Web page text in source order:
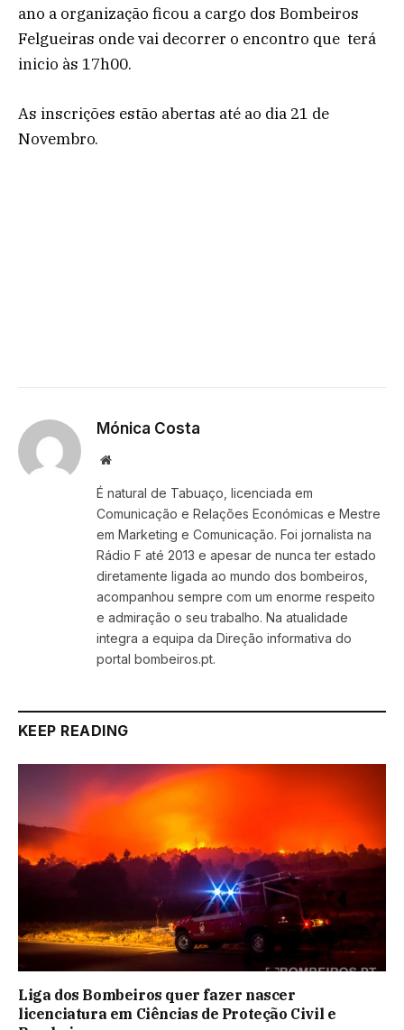
ano a organização ficou a cargo dos Bombeiros
Felgueiras onde vai decorrer o encontro que terá
inicio às 17h00.
As inscrições estão abertas até ao dia 21 de
Novembro.
Mónica Costa
Website
É natural de Tabuaço, licenciada em
Comunicação e Relações Económicas e Mestre
em Marketing e Comunicação. Foi jornalista na
Rádio F até 2013 e apesar de nunca ter estado
diretamente ligada ao mundo dos bombeiros,
acompanhou sempre com um enorme respeito
e admiração o seu trabalho. Na atualidade
integra a equipa da Direção informativa do
portal bombeiros.pt.
KEEP READING
Liga dos Bombeiros quer fazer nascer
licenciatura em Ciências de Proteção Civil e